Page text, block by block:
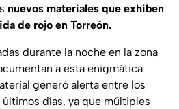
nuevos materiales que exhiben
de rojo en Torreón.
durante la noche en la zona
a esta enigmática
generó alerta entre los
días, ya que múltiples